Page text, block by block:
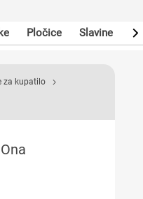
Pločice Slavine
za kupatilo